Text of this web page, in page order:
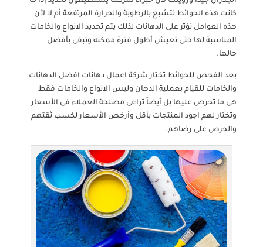
كانت هذه الحوائط تتشبع بالرطوبة والحرارة المرتفعة أم لا لأن
هذه العوامل تؤثر على الدهانات لذلك يتم تحديد الانواع والخامات
المناسبة لها حتى تعيش أطول فترة ممكنة وتبقى بأفضل
حالها.
بعد الفحص للحوائط تختار شركة اعمال دهانات افضل الدهانات
والخامات للقيام بعملية الدهان وليس الانواع والخامات فقط
هى ما تحرص عليها بل أيضاً تراعى مصلحة العملاء فى الأسعار
وتختار لهم اجود المنتجات بأقل وأرخص الأسعار لكسب ثقتهم
والحرص على رضاهم.